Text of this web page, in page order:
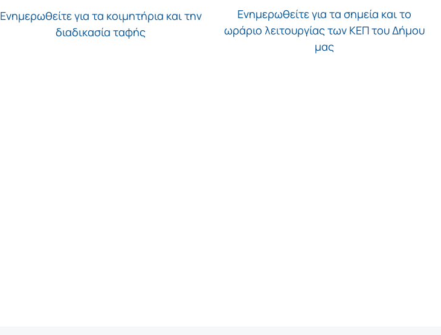
Ενημερωθείτε για τα κοιμητήρια και την
διαδικασία ταφής
Ενημερωθείτε για τα σημεία και το
ωράριο λειτουργίας των ΚΕΠ του Δήμου
μας